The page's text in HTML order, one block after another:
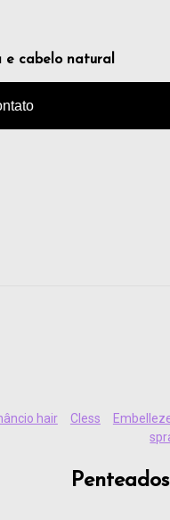
e cabelo natural
hair Cless